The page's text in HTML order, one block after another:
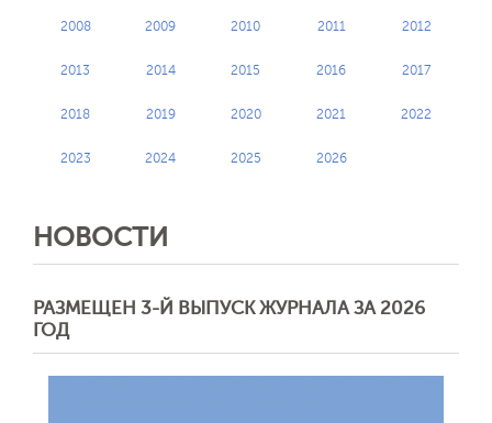
2008 2009 2010 2011 2012
2013 2014 2015 2016 2017
2018 2019 2020 2021 2022
2023 2024 2025 2026
НОВОСТИ
РАЗМЕЩЕН 3-Й ВЫПУСК ЖУРНАЛА ЗА 2026
ГОД